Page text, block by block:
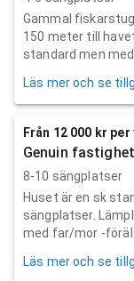
Gammal
150 meter till
standard men med
Läs mer och se
Från 12 000 kr per
Genuin
8-10 sängplatser
Huset är en sk
sängplatser.
med far/mor -
Läs mer och se